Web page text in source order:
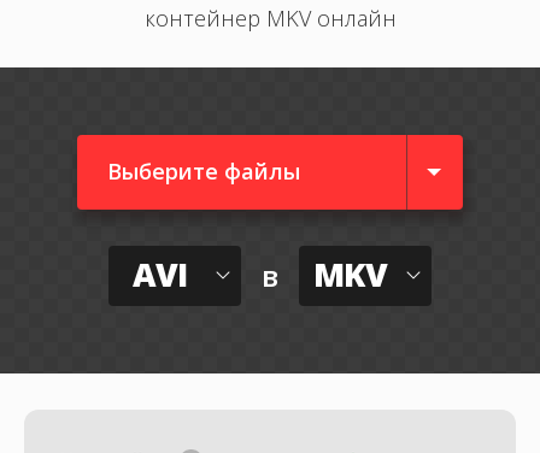
контейнер MKV онлайн
Выберите файлы
AVI в MKV